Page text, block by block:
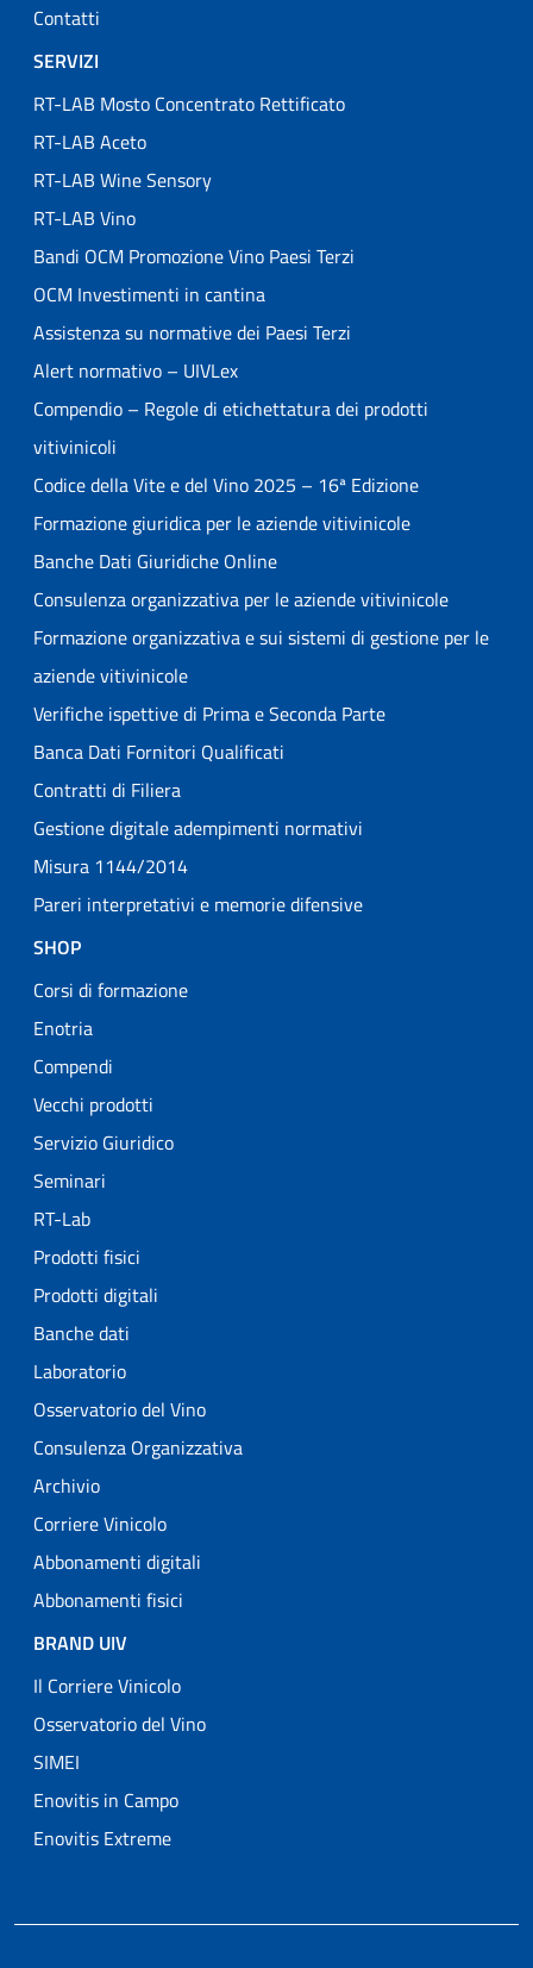
Contatti
SERVIZI
RT-LAB Mosto Concentrato Rettificato
RT-LAB Aceto
RT-LAB Wine Sensory
RT-LAB Vino
Bandi OCM Promozione Vino Paesi Terzi
OCM Investimenti in cantina
Assistenza su normative dei Paesi Terzi
Alert normativo – UIVLex
Compendio – Regole di etichettatura dei prodotti
vitivinicoli
Codice della Vite e del Vino 2025 – 16ª Edizione
Formazione giuridica per le aziende vitivinicole
Banche Dati Giuridiche Online
Consulenza organizzativa per le aziende vitivinicole
Formazione organizzativa e sui sistemi di gestione per le
aziende vitivinicole
Verifiche ispettive di Prima e Seconda Parte
Banca Dati Fornitori Qualificati
Contratti di Filiera
Gestione digitale adempimenti normativi
Misura 1144/2014
Pareri interpretativi e memorie difensive
SHOP
Corsi di formazione
Enotria
Compendi
Vecchi prodotti
Servizio Giuridico
Seminari
RT-Lab
Prodotti fisici
Prodotti digitali
Banche dati
Laboratorio
Osservatorio del Vino
Consulenza Organizzativa
Archivio
Corriere Vinicolo
Abbonamenti digitali
Abbonamenti fisici
BRAND UIV
Il Corriere Vinicolo
Osservatorio del Vino
SIMEI
Enovitis in Campo
Enovitis Extreme